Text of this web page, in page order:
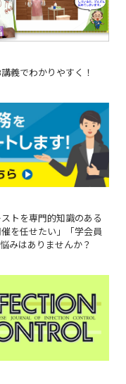
義でわかりやすく！
トを専門的知識のある
を任せたい」「学会員
みはありませんか？